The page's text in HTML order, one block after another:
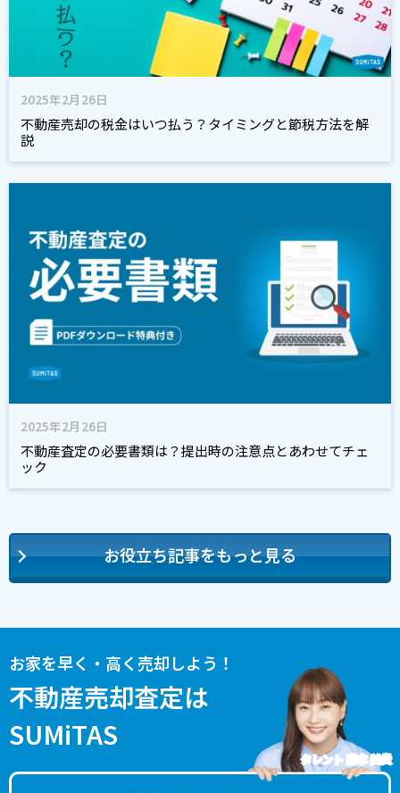
2025年2月26日
不動産売却の税金はいつ払う？タイミングと節税方法を解
説
2025年2月26日
不動産査定の必要書類は？提出時の注意点とあわせてチェ
ック
お役立ち記事をもっと見る
お家を早く・高く売却しよう！
不動産売却査定は
SUMiTAS
タレント 藤本 美貴